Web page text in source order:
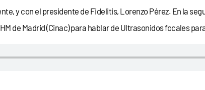
y con el presidente de Fidelitis, Lorenzo Pérez. En la
de Madrid (Cinac) para hablar de Ultrasonidos focales